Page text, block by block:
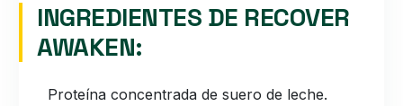
INGREDIENTES DE RECOVER
AWAKEN:
Proteína concentrada de suero de leche.